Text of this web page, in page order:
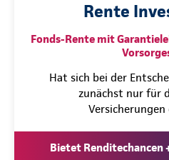
Rente
Fonds-Rente mit
Hat sich bei der
zunächst nur für
Bietet Renditechancen